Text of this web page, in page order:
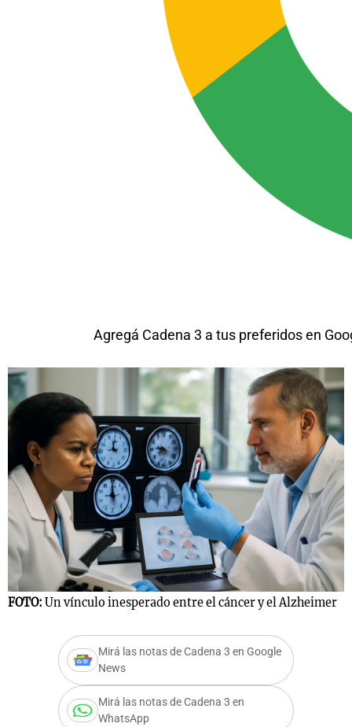
Agregá Cadena 3 a tus preferidos en
FOTO: Un vínculo inesperado entre el cáncer y el Alzheimer
Mirá las notas de Cadena 3 en Google
News
Mirá las notas de Cadena 3 en
WhatsApp